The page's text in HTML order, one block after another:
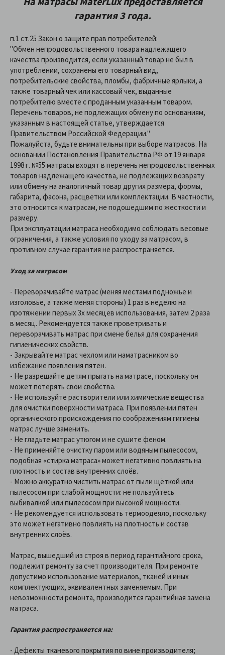
гарантия 3 года.
п.1 ст.25 Закон о защите прав потребителей:
"Обмен непродовольственного товара надлежащего
качества производится, если указанный товар не был в
употреблении, сохранены его товарный вид,
потребительские свойства, пломбы, фабричные ярлыки, а
также товарный чек или кассовый чек, выданные
потребителю вместе с проданным указанным товаром.
Перечень товаров, не подлежащих обмену по основаниям,
указанным в настоящей статье, утверждается
Правительством Российской Федерации."
Пожалуйста, будьте внимательны при выборе матрасов. На
основании Постановления Правительства РФ от 19 января
1998 г. №55 матрасы входят в перечень непродовольственных
товаров надлежащего качества, не подлежащих возврату
или обмену на аналогичный товар других размера, формы,
габарита, фасона, расцветки или комплектации. В частности,
это относится к матрасам, не подошедшим по жесткости и
размеру.
При эксплуатации матраса необходимо соблюдать весовые
ограничения, а также условия по уходу за матрасом, в
противном случае гарантия не распространяется.
Уход за матрасом
- Переворачивайте матрас (меняя местами подножье и
изголовье, а также меняя стороны) 1 раз в неделю на
протяжении первых 3х месяцев использования, затем 2 раза
в месяц. Рекомендуется также проветривать и
переворачивать матрас при смене белья для сохранения
гигиенических свойств.
- Закрывайте матрас чехлом или наматрасником во
избежание появления пятен.
- Не разрешайте детям прыгать на матрасе, поскольку он
может потерять свои свойства.
- Не используйте растворители или химические вещества
для очистки поверхности матраса. При появлении пятен
органического происхождения по соображениям гигиены
матрас лучше заменить.
- Не гладьте матрас утюгом и не сушите феном.
- Не применяйте очистку паром или водяным пылесосом,
подобная «стирка матраса» может негативно повлиять на
плотность и состав внутренних слоёв.
- Можно аккуратно чистить матрас от пыли щёткой или
пылесосом при слабой мощности: не пользуйтесь
выбивалкой или пылесосом при высокой мощности.
- Не рекомендуется использовать термоодеяло, поскольку
это может негативно повлиять на плотность и состав
внутренних слоёв.
Матрас, вышедший из строя в период гарантийного срока,
подлежит ремонту за счет производителя. При ремонте
допустимо использование материалов, тканей и иных
комплектующих, эквивалентных заменяемым. При
невозможности ремонта, производится гарантийная замена
матраса.
Гарантия распространяется на:
- Дефекты тканевого покрытия по вине производителя;